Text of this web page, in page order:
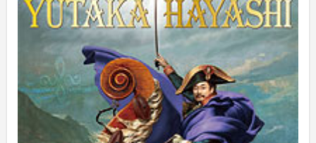
2025年3月 (1)
2025年2月
2025年1月 (3)
2024年12月